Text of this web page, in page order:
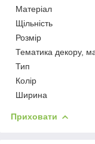
Матеріал
Щільність
Розмір
Тематика декору,
Тип
Колір
Ширина
Приховати